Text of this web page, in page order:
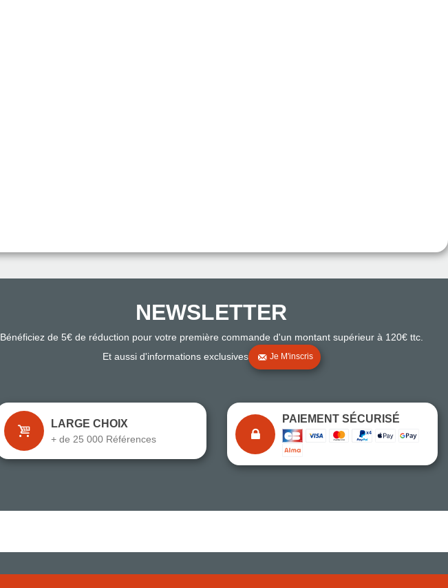
● Exceptionnel
NEWSLETTER
Bénéficiez de 5€ de réduction pour votre première commande d'un montant supérieur à 120€ ttc.
Et aussi d'informations exclusives
Je M'inscris
LARGE CHOIX
+ de 25 000 Références
PAIEMENT SÉCURISÉ